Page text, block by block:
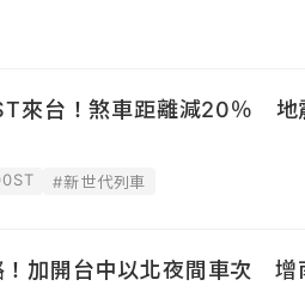
來台！煞車距離減20％ 地
#新世代列車
加開台中以北夜間車次 增